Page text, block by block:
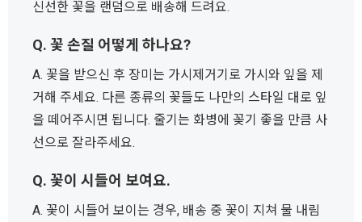
신선한 꽃을 랜덤으로 배송해 드려요.
Q. 꽃 손질 어떻게 하나요?
A. 꽃을 받으신 후 장미는 가시제거기로 가시와 잎을 제
거해 주세요. 다른 종류의 꽃들도 나만의 스타일 대로 잎
을 떼어주시면 됩니다. 줄기는 화병에 꽂기 좋을 만큼 사
선으로 잘라주세요.
Q. 꽃이 시들어 보여요.
A. 꽃이 시들어 보이는 경우, 배송 중 꽃이 지쳐 물 내림